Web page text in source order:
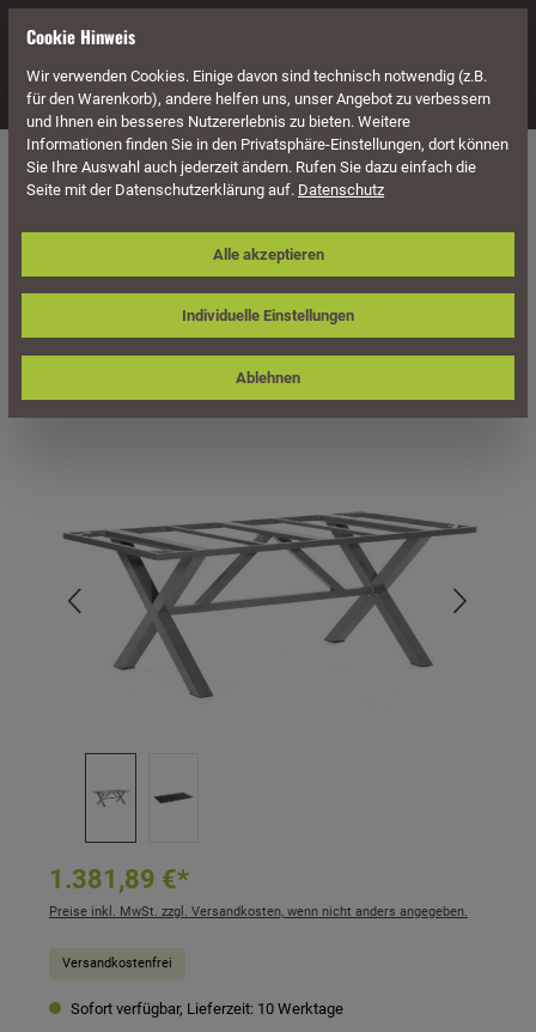
Navigation
Möbel Holz Möbel Holz Tische Eckige Holz Tische
Sonnenpartner Tisch Base-Spectra,
Aluminium anthrazit, 200 x 100 cm
1.381,89 €*
Preise inkl. MwSt. zzgl. Versandkosten, wenn nicht anders angegeben.
Versandkostenfrei
Sofort verfügbar, Lieferzeit: 10 Werktage
Cookie Hinweis
Wir verwenden Cookies. Einige davon sind technisch notwendig (z.B.
für den Warenkorb), andere helfen uns, unser Angebot zu verbessern
und Ihnen ein besseres Nutzererlebnis zu bieten. Weitere
Informationen finden Sie in den Privatsphäre-Einstellungen, dort können
Sie Ihre Auswahl auch jederzeit ändern. Rufen Sie dazu einfach die
Seite mit der Datenschutzerklärung auf. Datenschutz
Individuelle Einstellungen
Ablehnen
Alle akzeptieren